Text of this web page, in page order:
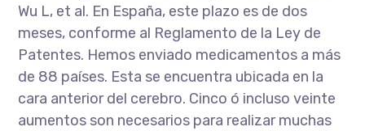
Wu L, et al. En España, este plazo es de dos
meses, conforme al Reglamento de la Ley de
Patentes. Hemos enviado medicamentos a más
de 88 países. Esta se encuentra ubicada en la
cara anterior del cerebro. Cinco ó incluso veinte
aumentos son necesarios para realizar muchas